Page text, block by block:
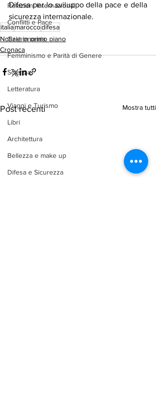
Relazioni Internazionali
Conflitti e Pace
Gastronomia
Femminismo e Parità di Genere
Scienza
Letteratura
Viaggi e Turismo
Libri
Architettura
Bellezza e make up
Difesa e Sicurezza
Difesa per lo sviluppo della pace e della
sicurezza internazionale.
italiamaroccodifesa
Notizie in primo piano
Cronaca
Post recenti Mostra tutti